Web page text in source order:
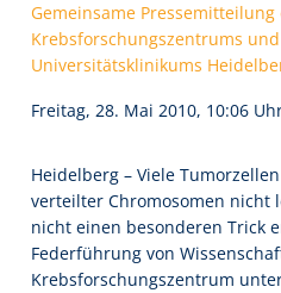
Gemeinsame Pressemitteilung
Krebsforschungszentrums
Universitätsklinikums
Freitag, 28. Mai 2010, 10:06
Heidelberg – Viele
verteilter Chromosomen nicht
nicht einen besonderen Trick
Federführung von
Krebsforschungszentrum